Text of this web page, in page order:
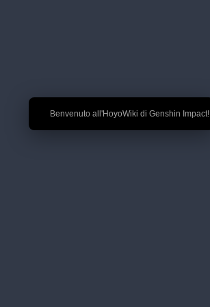
🎉 Benvenuto all'HoyoWiki di Genshin Impact!